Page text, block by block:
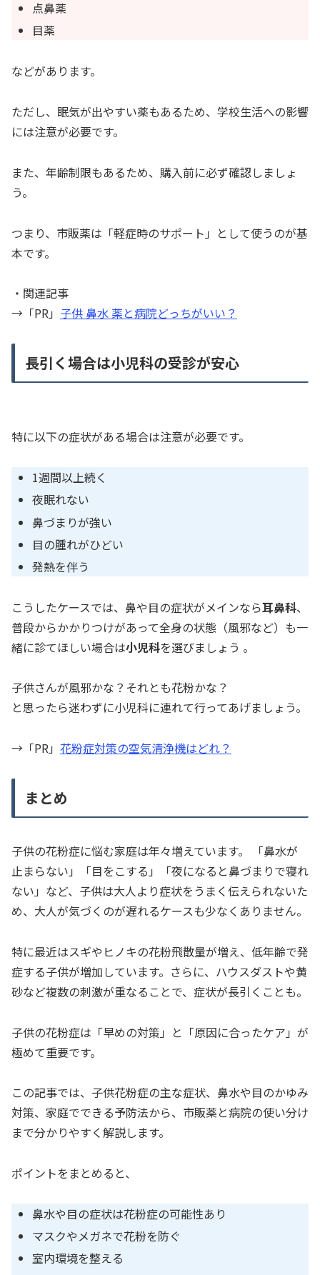
点鼻薬
目薬
などがあります。
ただし、眠気が出やすい薬もあるため、学校生活への影響
には注意が必要です。
また、年齢制限もあるため、購入前に必ず確認しましょ
う。
つまり、市販薬は「軽症時のサポート」として使うのが基
本です。
・関連記事
→「PR」 子供 鼻水 薬と病院どっちがいい？
長引く場合は小児科の受診が安心
特に以下の症状がある場合は注意が必要です。
1週間以上続く
夜眠れない
鼻づまりが強い
目の腫れがひどい
発熱を伴う
こうしたケースでは、鼻や目の症状がメインなら耳鼻科、
普段からかかりつけがあって全身の状態（風邪など）も一
緒に診てほしい場合は小児科を選びましょう 。
子供さんが風邪かな？それとも花粉かな？
と思ったら迷わずに小児科に連れて行ってあげましょう。
→「PR」 花粉症対策の空気清浄機はどれ？
まとめ
子供の花粉症に悩む家庭は年々増えています。 「鼻水が
止まらない」「目をこする」「夜になると鼻づまりで寝れ
ない」など、子供は大人より症状をうまく伝えられないた
め、大人が気づくのが遅れるケースも少なくありません。
特に最近はスギやヒノキの花粉飛散量が増え、低年齢で発
症する子供が増加しています。さらに、ハウスダストや黄
砂など複数の刺激が重なることで、症状が長引くことも。
子供の花粉症は「早めの対策」と「原因に合ったケア」が
極めて重要です。
この記事では、子供花粉症の主な症状、鼻水や目のかゆみ
対策、家庭でできる予防法から、市販薬と病院の使い分け
まで分かりやすく解説します。
ポイントをまとめると、
鼻水や目の症状は花粉症の可能性あり
マスクやメガネで花粉を防ぐ
室内環境を整える